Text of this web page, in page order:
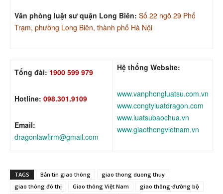
Văn phòng luật sư quận Long Biên: Số 22 ngõ 29 Phố
Trạm, phường Long Biên, thành phố Hà Nội
Tổng đài: 1900 599 979
Hotline: 098.301.9109
Email:
dragonlawfirm@gmail.com
Hệ thống Website:
www.vanphongluatsu.com.vn
www.congtyluatdragon.com
www.luatsubaochua.vn
www.giaothongvietnam.vn
TAGS Bản tin giao thông
giao thong duong thuy
giao thông đô thị
Giao thông Việt Nam
giao thông-đường bộ